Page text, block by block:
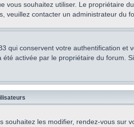
vous souhaitez utiliser. Le propriétaire
veuillez contacter un administrateur du
qui conservent votre authentification et
activée par le propriétaire du forum.
les modifier, rendez-vous sur